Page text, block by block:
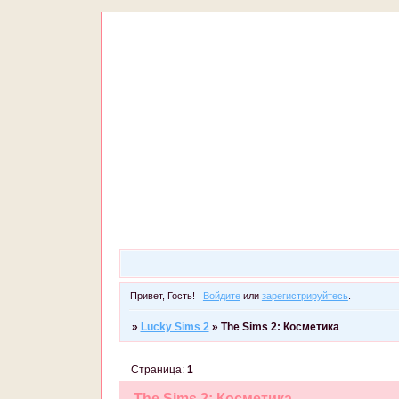
Привет, Гость! Войдитеили зарегистрируйтесь.
» Lucky Sims 2 » The Sims 2: Косметика
Страница: 1